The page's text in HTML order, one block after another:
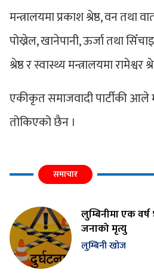
मन्त्रालयमा प्रकाश श्रेष्ठ, वन तथा
पोख्रेल, खानेपानी, ऊर्जा तथा
श्रेष्ठ र स्वास्थ्य मन्त्रालयमा रामेश्वर
एकीकृत समाजवादी पार्टीकी आले
तोकिएको छैन ।
समाचार
लुम्बिनीमा एक
जनाको मृत्यु
लुम्बिनी खोज